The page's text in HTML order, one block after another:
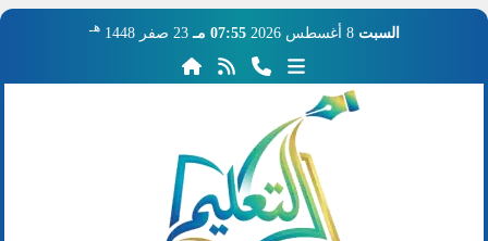
السبت 8 أغسطس 2026 07:55 مـ 23 صفر 1448 هـ